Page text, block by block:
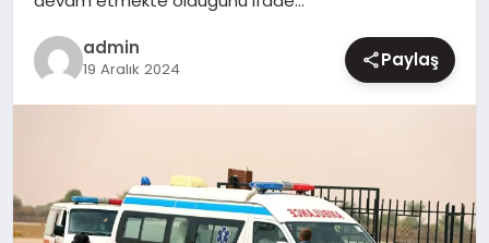
admin
19 Aralık 2024 Paylaş